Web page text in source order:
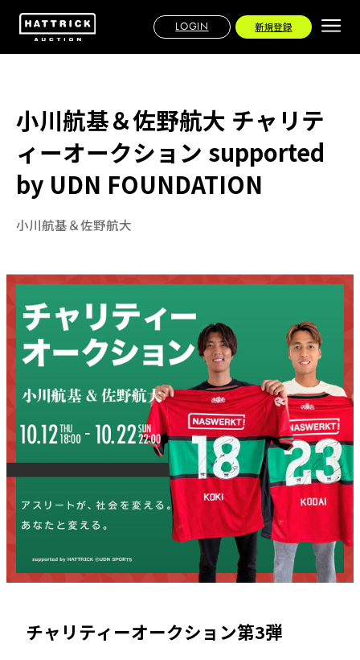
LOGIN 新規登録
小川航基＆佐野航大 チャリテ
ィーオークション supported
by UDN FOUNDATION
小川航基＆佐野航大
チャリティーオークション第3弾